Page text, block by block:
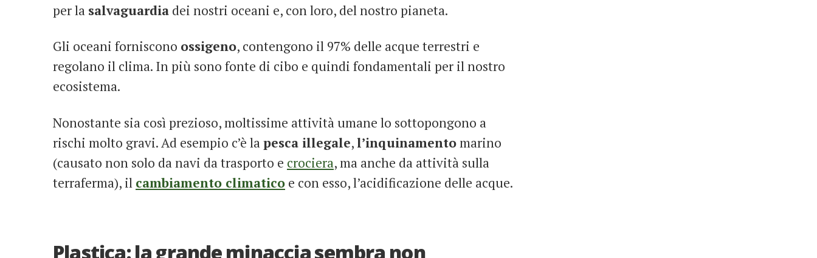
per la salvaguardia dei nostri oceani e, con loro, del nostro pianeta.
Gli oceani forniscono ossigeno, contengono il 97% delle acque terrestri e
regolano il clima. In più sono fonte di cibo e quindi fondamentali per il nostro
ecosistema.
Nonostante sia così prezioso, moltissime attività umane lo sottopongono a
rischi molto gravi. Ad esempio c’è lapesca illegale,l’inquinamentomarino
(causato non solo da navi da trasporto e crociera, ma anche da attività sulla
terraferma), il cambiamento climatico e con esso, l’acidificazione delle acque.
Plastica: la grande minaccia sembra non